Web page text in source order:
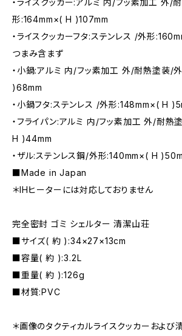
形:164mm×( H )107mm
・ライスクッカーフタ:ステンレス /外形
つまみ含まず
・小鍋:アルミ 内/フッ素加工 外/耐熱塗装/
)68mm
・小鍋フタ:ステンレス /外形:148mm×( H
・フライパン:アルミ 内/フッ素加工 外/耐
H )44mm
・ザル:ステンレス鋼/外形:140mm×( H
■Made in Japan
＊IHヒーターには対応しておりません
完全密封 ゴミ シェルター 清潔山荘
■サイズ( 約 ):34×27×13cm
■容量( 約 ):3.2L
■重量( 約 ):126g
■材質:PVC
＊画像のタクティカルライスクッカーおよび